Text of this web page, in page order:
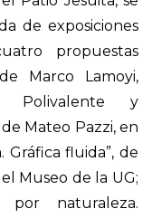
de exposiciones
propuestas
Marco Lamoyi,
Polivalente y
Mateo Pazzi, en
Gráfica fluida”, de
Museo de la UG;
por naturaleza.